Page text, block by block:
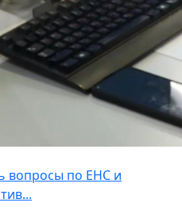
вопросы по ЕНС и